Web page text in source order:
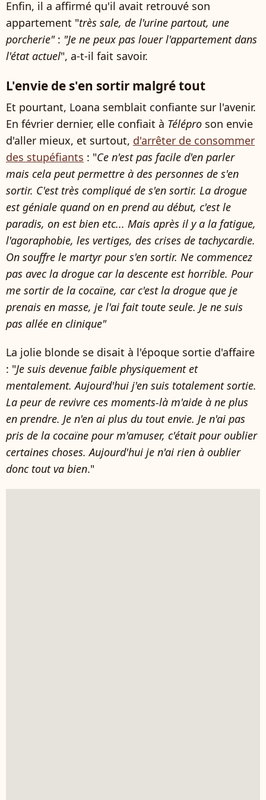
Enfin, il a affirmé qu'il avait retrouvé son
appartement "très sale, de l'urine partout, une
porcherie" : "Je ne peux pas louer l'appartement dans
l'état actuel", a-t-il fait savoir.
L'envie de s'en sortir malgré tout
Et pourtant, Loana semblait confiante sur l'avenir.
En février dernier, elle confiait à Télépro son envie
d'aller mieux, et surtout, d'arrêter de consommer
des stupéfiants : "Ce n'est pas facile d'en parler
mais cela peut permettre à des personnes de s'en
sortir. C'est très compliqué de s'en sortir. La drogue
est géniale quand on en prend au début, c'est le
paradis, on est bien etc... Mais après il y a la fatigue,
l'agoraphobie, les vertiges, des crises de tachycardie.
On souffre le martyr pour s'en sortir. Ne commencez
pas avec la drogue car la descente est horrible. Pour
me sortir de la cocaïne, car c'est la drogue que je
prenais en masse, je l'ai fait toute seule. Je ne suis
pas allée en clinique"
La jolie blonde se disait à l'époque sortie d'affaire
: "Je suis devenue faible physiquement et
mentalement. Aujourd'hui j'en suis totalement sortie.
La peur de revivre ces moments-là m'aide à ne plus
en prendre. Je n'en ai plus du tout envie. Je n'ai pas
pris de la cocaïne pour m'amuser, c'était pour oublier
certaines choses. Aujourd'hui je n'ai rien à oublier
donc tout va bien."